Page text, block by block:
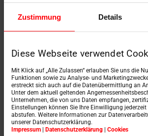
Zustimmung Details
Diese Webseite verwendet
Mit Klick auf „Alle Zulassen“ erlauben Sie uns die
Funktionen sowie zu Analyse- und
erstreckt sich auch auf die Datenübermittlung an
Unter dem aktuell geltenden
Unternehmen, die von uns Daten empfangen,
Einstellungen können Sie Ihre Einwilligung
abstufen. Weitere Informationen zur
unserer Datenschutzerklärung.
Impressum | Datenschutzerklärung | Cookies
Fenêtre